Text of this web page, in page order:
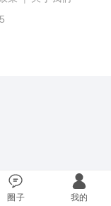
圈子 我的